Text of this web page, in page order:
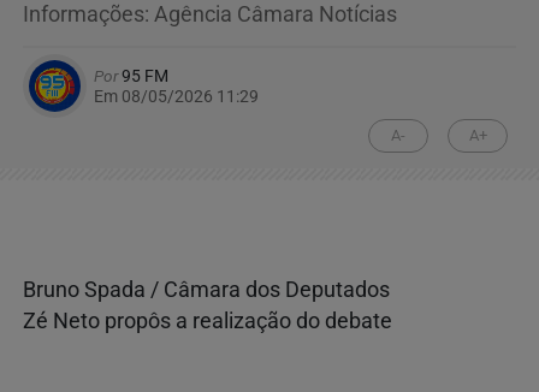
Informações: Agência Câmara Notícias
Por95 FM
Em 08/05/2026 11:29
A- A+
Bruno Spada / Câmara dos Deputados
Zé Neto propôs a realização do debate